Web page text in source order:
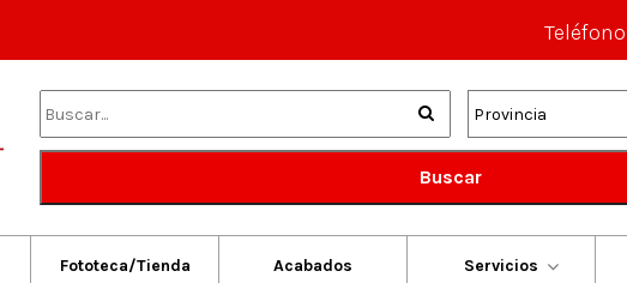
Teléfono
Buscar
Fototeca/Tienda Acabados Servicios